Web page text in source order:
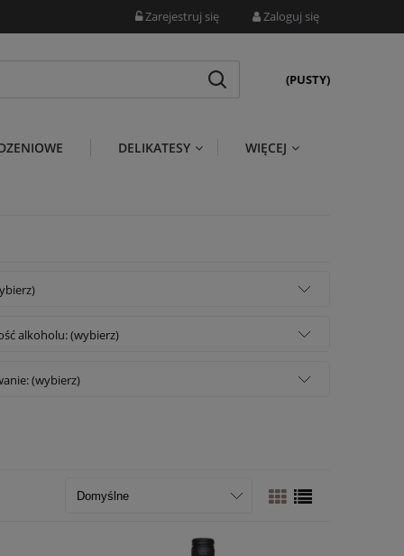
Zarejestruj się Zaloguj się
(PUSTY)
DELIKATESY WIĘCEJ
alkoholu: (wybierz)
(wybierz)